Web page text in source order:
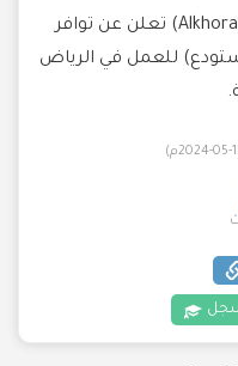
شركة (Alkhorayef Industries Company) تعلن عن توافر
للعمل في الرياض